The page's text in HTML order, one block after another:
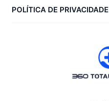
RecoverlyX
Ajuda
Histórico de versões
POLÍTICA DE PRIVACIDADE